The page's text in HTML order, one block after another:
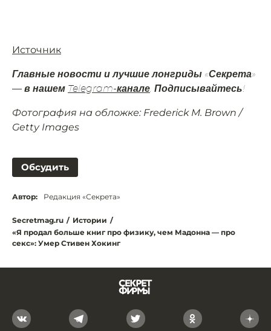
Источник
Главные новости и лучшие лонгриды «Секрета»
— в нашем Telegram-канале. Подписывайтесь!
Фотография на обложке: Frederick M. Brown /
Getty Images
Обсудить
Автор: Редакция «Секрета»
Secretmag.ru / Истории /
«Я продал больше книг про физику, чем Мадонна — про
секс»: Умер Стивен Хокинг